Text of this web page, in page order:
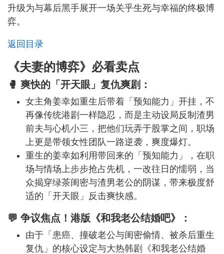
升级为与幕后黑手展开一场关乎生死与幸福的终极博
弈。
返回目录
《夫妻的博弈》必看卖点
🥊 爽快的「开天眼」复仇爽剧：
女主角姜幸如重生后带着「预知能力」开挂，不
再像传统港剧一样隐忍，而是主动设局反制渣男
前夫与心机小三，把他们玩弄于股掌之间，职场
上更是带领女性团队一路逆袭，爽度爆灯。
重生的姜幸如利用带回来的「预知能力」，在职
场与情场上步步抢占先机，一改往日的懦弱，当
众揭穿绿茶闺密与渣男老公的阴谋，带来极度舒
适的「开天眼」反击爽快感。
💬 争议焦点！港版《和我老公结婚吧》：
由于「患癌、撞破老公与闺密偷情、被杀后重生
复仇」的核心设定与大热韩剧《和我老公结婚